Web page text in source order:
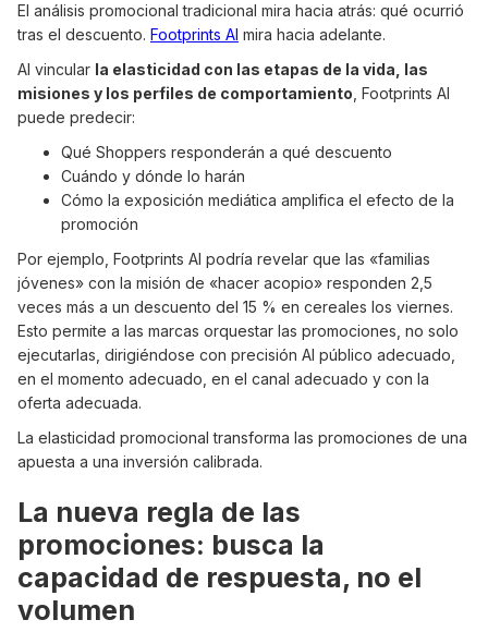
El análisis promocional tradicional mira hacia atrás: qué ocurrió
tras el descuento. Footprints AI mira hacia adelante.
AI vincular la elasticidad con las etapas de la vida, las
misiones y los perfiles de comportamiento , Footprints AI
puede predecir:
Qué Shoppers responderán a qué descuento
Cuándo y dónde lo harán
Cómo la exposición mediática amplifica el efecto de la
promoción
Por ejemplo, Footprints AI podría revelar que las «familias
jóvenes» con la misión de «hacer acopio» responden 2,5
veces más a un descuento del 15 % en cereales los viernes.
Esto permite a las marcas orquestar las promociones, no solo
ejecutarlas, dirigiéndose con precisión AI público adecuado,
en el momento adecuado, en el canal adecuado y con la
oferta adecuada.
La elasticidad promocional transforma las promociones de una
apuesta a una inversión calibrada.
La nueva regla de las
promociones: busca la
capacidad de respuesta, no el
volumen